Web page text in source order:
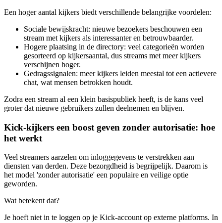
Een hoger aantal kijkers biedt verschillende belangrijke voordelen:
Sociale bewijskracht: nieuwe bezoekers beschouwen een
stream met kijkers als interessanter en betrouwbaarder.
Hogere plaatsing in de directory: veel categorieën worden
gesorteerd op kijkersaantal, dus streams met meer kijkers
verschijnen hoger.
Gedragssignalen: meer kijkers leiden meestal tot een actievere
chat, wat mensen betrokken houdt.
Zodra een stream al een klein basispubliek heeft, is de kans veel
groter dat nieuwe gebruikers zullen deelnemen en blijven.
Kick-kijkers een boost geven zonder autorisatie: hoe
het werkt
Veel streamers aarzelen om inloggegevens te verstrekken aan
diensten van derden. Deze bezorgdheid is begrijpelijk. Daarom is
het model 'zonder autorisatie' een populaire en veilige optie
geworden.
Wat betekent dat?
Je hoeft niet in te loggen op je Kick-account op externe platforms. In